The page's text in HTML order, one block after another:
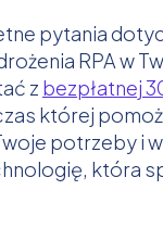
pytania
RPA w
z bezpłatnej
której
potrzeby i
która